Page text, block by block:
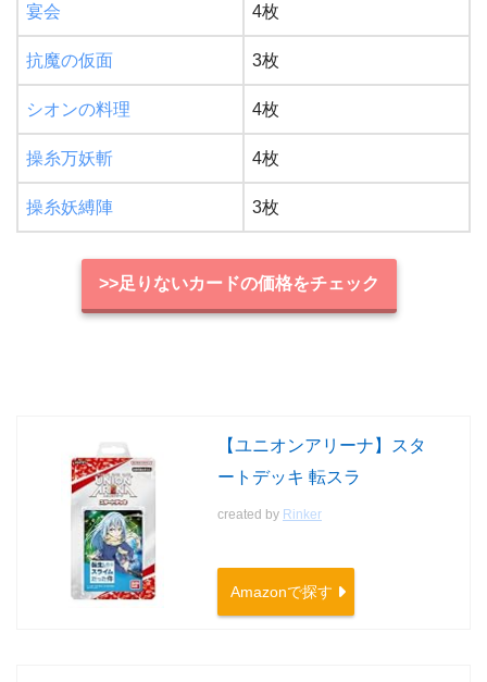
宴会 4枚
抗魔の仮面 3枚
シオンの料理 4枚
操糸万妖斬 4枚
操糸妖縛陣 3枚
>>足りないカードの価格をチェック
【ユニオンアリーナ】スタ
ートデッキ 転スラ
created by Rinker
Amazonで探す